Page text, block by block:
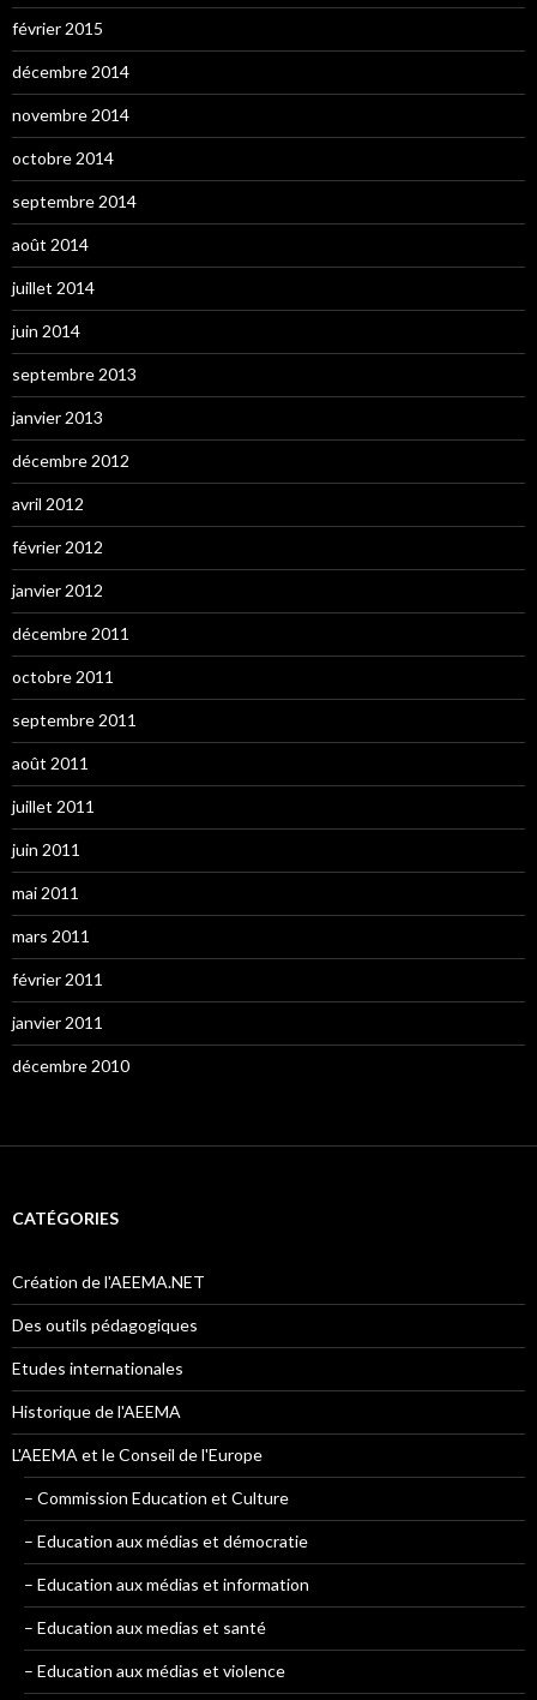
février 2015
décembre 2014
novembre 2014
octobre 2014
septembre 2014
août 2014
juillet 2014
juin 2014
septembre 2013
janvier 2013
décembre 2012
avril 2012
février 2012
janvier 2012
décembre 2011
octobre 2011
septembre 2011
août 2011
juillet 2011
juin 2011
mai 2011
mars 2011
février 2011
janvier 2011
décembre 2010
CATÉGORIES
Création de l'AEEMA.NET
Des outils pédagogiques
Etudes internationales
Historique de l'AEEMA
L'AEEMA et le Conseil de l'Europe
– Commission Education et Culture
– Education aux médias et démocratie
– Education aux médias et information
– Education aux medias et santé
– Education aux médias et violence